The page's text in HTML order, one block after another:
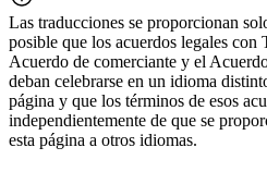
Las traducciones se proporcionan
posible que los acuerdos legales con
Acuerdo de comerciante y el
deban celebrarse en un idioma
página y que los términos de esos
independientemente de que se
esta página a otros idiomas.